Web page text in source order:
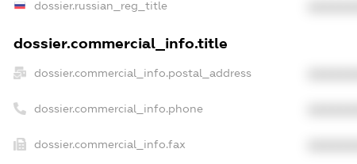
dossier.russian_reg_title
dossier.commercial_info.title
dossier.commercial_info.postal_address
dossier.commercial_info.phone
dossier.commercial_info.fax